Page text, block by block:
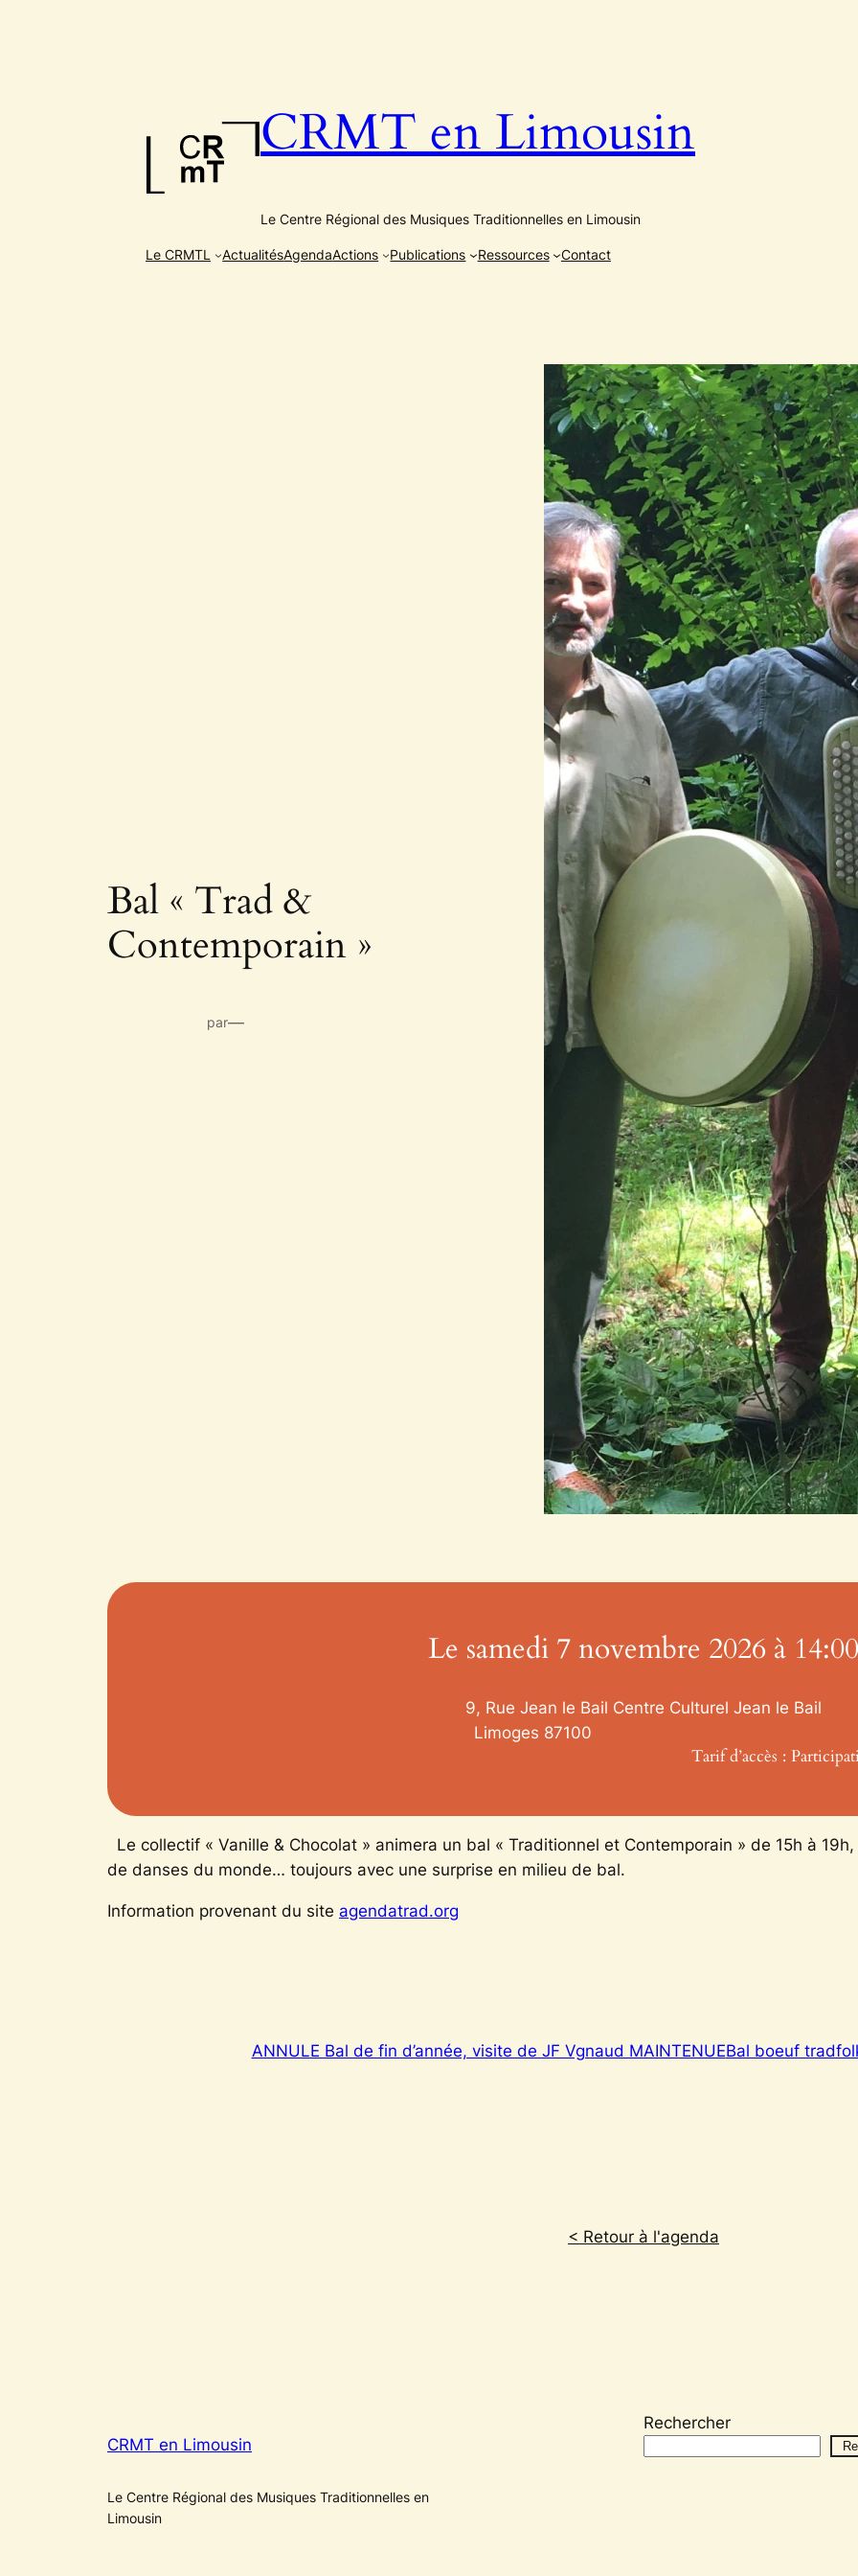
CRMT en Limousin
Le Centre Régional des Musiques Traditionnelles en Limousin
Le CRMTL ActualitésAgendaActions Publications Ressources Contact
Bal « Trad &
Contemporain »
par—
Le samedi 7 novembre 2026 à 14:00
9, Rue Jean le Bail Centre Culturel Jean le Bail
Limoges 87100
Tarif d’accès :
Le collectif « Vanille & Chocolat » animera un bal « Traditionnel et Contemporain » de 15h à
de danses du monde… toujours avec une surprise en milieu de bal.
Information provenant du site agendatrad.org
ANNULE Bal de fin d’année, visite de JF Vgnaud MAINTENUEBal boeuf
< Retour à l'agenda
CRMT en Limousin
Le Centre Régional des Musiques Traditionnelles en
Limousin
Rechercher